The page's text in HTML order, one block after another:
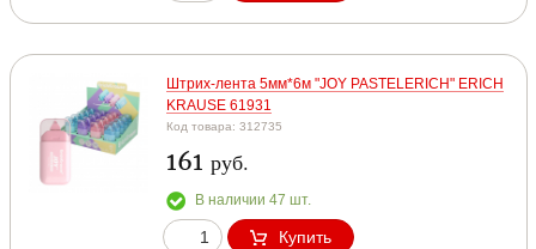
Штрих-лента 5мм*6м "JOY PASTELERICH" ERICH
KRAUSE 61931
Код товара: 312735
161 руб.
В наличии 47 шт.
Купить